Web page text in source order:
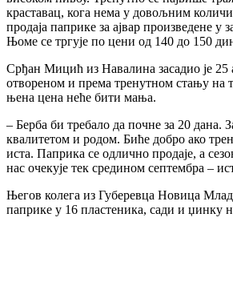
краставац, кога нема у довољним
продаја паприке за ајвар произведене
Њоме се тргује по цени од 140 до 150
Срђан Мицић из Навалина засадио је 25
отвореном и према тренутном стању на
њена цена неће бити мања.
– Берба би требало да почне за 20 дана.
квалитетом и родом. Биће добро ако
иста. Паприка се одлично продаје, а
нас очекује тек средином септембра –
Његов колега из Губеревца Новица
паприке у 16 пластеника, сади и џинку